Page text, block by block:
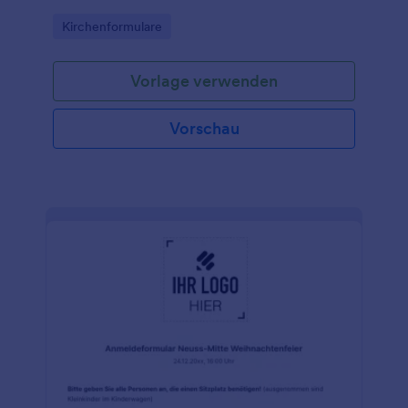
Go to Category:
Kirchenformulare
Vorlage verwenden
Vorschau